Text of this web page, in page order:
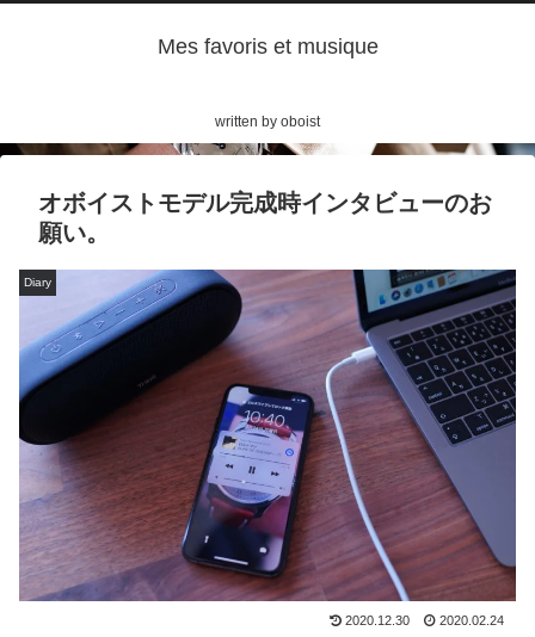
Mes favoris et musique
written by oboist
オボイストモデル完成時インタビューのお
願い。
Diary
2020.12.30 2020.02.24